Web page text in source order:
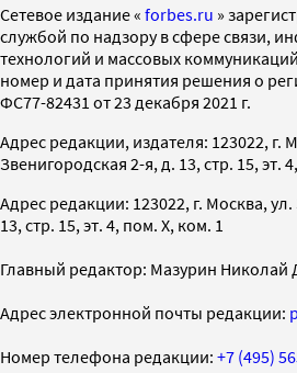
Cетевое издание « forbes.ru »
службой по надзору в сфере связи,
технологий и массовых
номер и дата принятия решения о
ФС77-82431 от 23 декабря 2021 г.
Адрес редакции, издателя: 123022, г.
Звенигородская 2-я, д. 13, стр. 15, эт.
Адрес редакции: 123022, г. Москва,
13, стр. 15, эт. 4, пом. X, ком. 1
Главный редактор: Мазурин Николай
Адрес электронной почты редакции:
Номер телефона редакции: +7 (495)